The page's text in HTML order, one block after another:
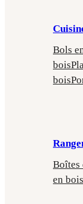
Bols
bois
bois
Boîtes
en bois